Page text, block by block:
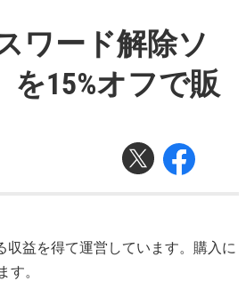
ワード解除ソ
を15%オフで販
益を得て運営しています。購入に
。